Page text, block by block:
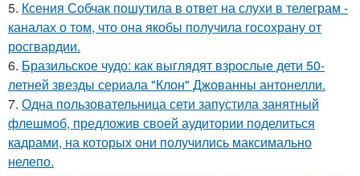
5. Ксения Собчак пошутила в ответ на слухи в телеграм -
каналах о том, что она якобы получила госохрану от
росгвардии.
6. Бразильское чудо: как выглядят взрослые дети 50-
летней звезды сериала "Клон" Джованны антонелли.
7. Одна пользовательница сети запустила занятный
флешмоб, предложив своей аудитории поделиться
кадрами, на которых они получились максимально
нелепо.